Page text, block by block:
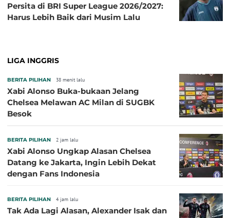
Persita di BRI Super League 2026/2027:
Harus Lebih Baik dari Musim Lalu
LIGA INGGRIS
BERITA PILIHAN 38 menit lalu
Xabi Alonso Buka-bukaan Jelang
Chelsea Melawan AC Milan di SUGBK
Besok
BERITA PILIHAN 2 jam lalu
Xabi Alonso Ungkap Alasan Chelsea
Datang ke Jakarta, Ingin Lebih Dekat
dengan Fans Indonesia
BERITA PILIHAN 4 jam lalu
Tak Ada Lagi Alasan, Alexander Isak dan